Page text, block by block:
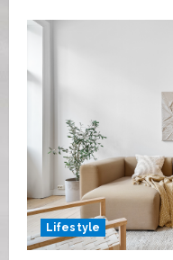
Lifestyle